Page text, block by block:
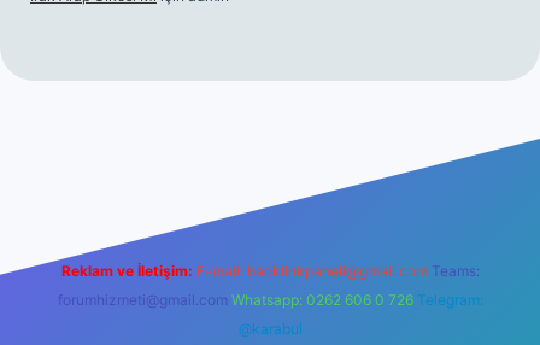
Reklam ve İletişim: E-mail: backlinkpaneli@gmail.com Teams:
forumhizmeti@gmail.com Whatsapp: 0262 606 0 726 Telegram:
@karabul